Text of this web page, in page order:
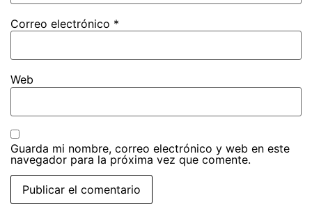
Correo electrónico *
Web
Guarda mi nombre, correo electrónico y web en este
navegador para la próxima vez que comente.